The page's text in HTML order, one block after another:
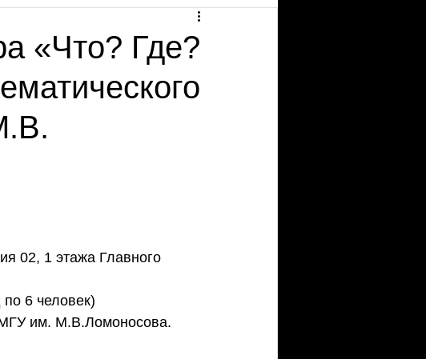
«Что? Где?
02, 1 этажа Главного
по 6 человек)
МГУ им. М.В.Ломоносова.